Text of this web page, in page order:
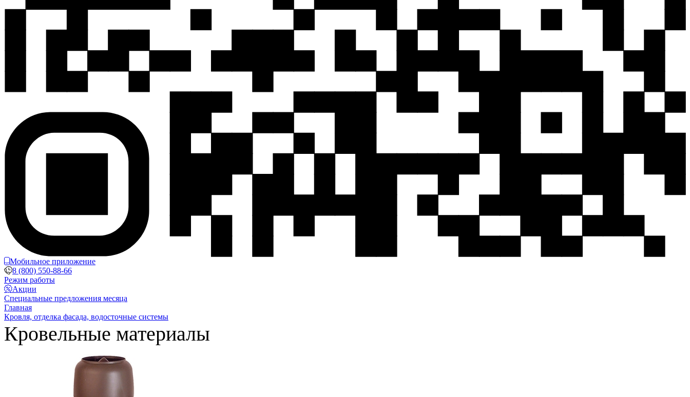
Мобильное приложение
8 (800) 550-88-66
Режим работы
Акции
Специальные предложения месяца
Главная
Кровля, отделка фасада, водосточные системы
Кровельные материалы